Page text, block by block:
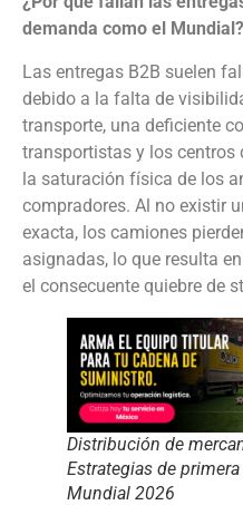
demanda como el Mundial?
Las entregas B2B suelen
debido a la falta de
transporte, una deficiente
transportistas y los centros
la saturación física de los
compradores. Al no existir
exacta, los camiones
asignadas, lo que resulta
el consecuente quiebre de
Distribución de
Estrategias de
Mundial 2026